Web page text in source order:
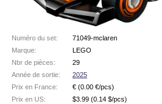
Numéro du set:
71049-mclaren
Marque:
LEGO
Nbr de pièces:
29
Année de sortie:
2025
Prix en France:
€ (0.00 €/pcs)
Prix en US:
$3.99 (0.14 $/pcs)